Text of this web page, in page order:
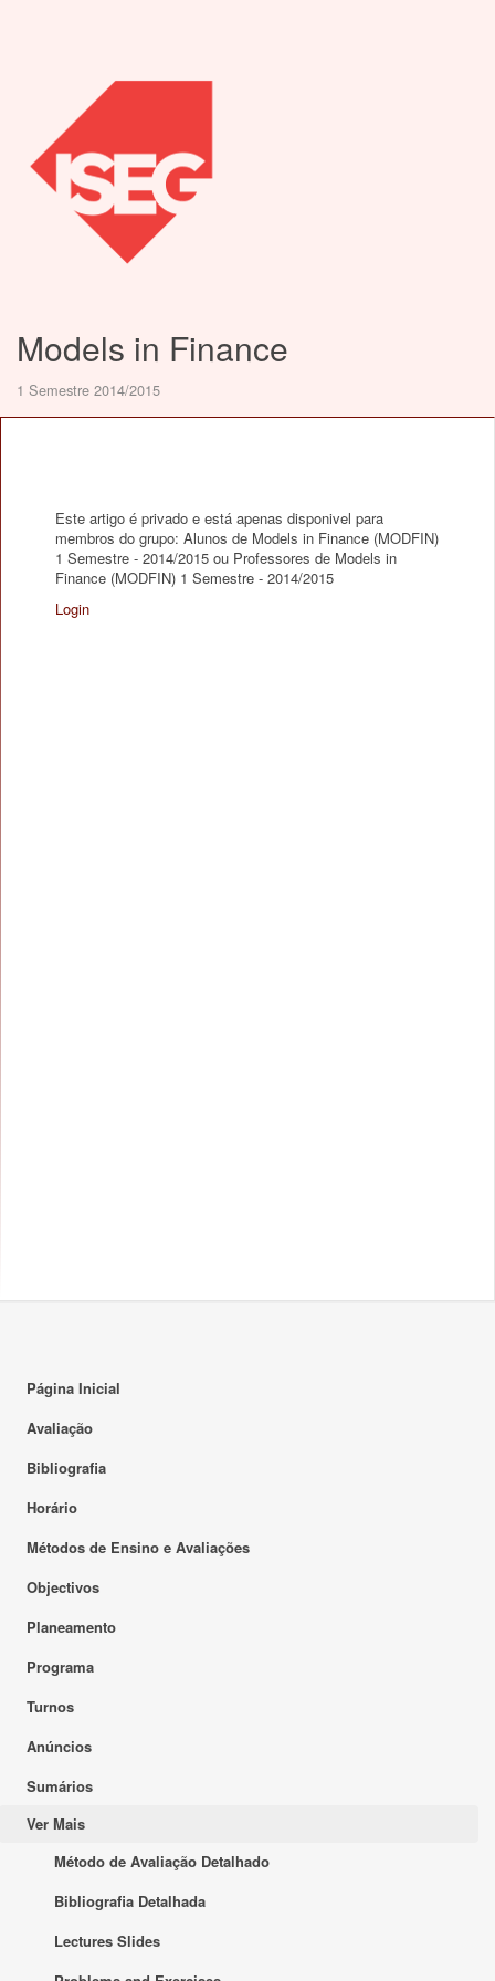
Models in Finance
1 Semestre 2014/2015
Este artigo é privado e está apenas disponivel para
membros do grupo: Alunos de Models in Finance (MODFIN)
1 Semestre - 2014/2015 ou Professores de Models in
Finance (MODFIN) 1 Semestre - 2014/2015
Login
Página Inicial
Avaliação
Bibliografia
Horário
Métodos de Ensino e Avaliações
Objectivos
Planeamento
Programa
Turnos
Anúncios
Sumários
Ver Mais
Método de Avaliação Detalhado
Bibliografia Detalhada
Lectures Slides